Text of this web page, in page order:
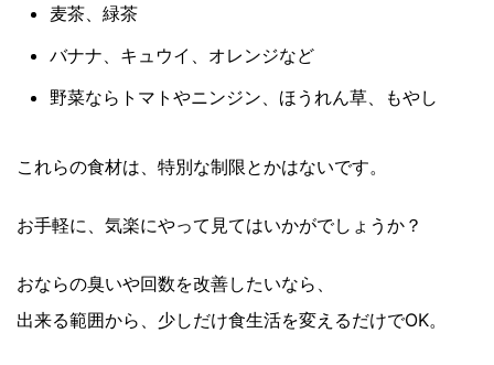
麦茶、緑茶
バナナ、キュウイ、オレンジなど
野菜ならトマトやニンジン、ほうれん草、もやし
これらの食材は、特別な制限とかはないです。
お手軽に、気楽にやって見てはいかがでしょうか？
おならの臭いや回数を改善したいなら、
出来る範囲から、少しだけ食生活を変えるだけでOK。